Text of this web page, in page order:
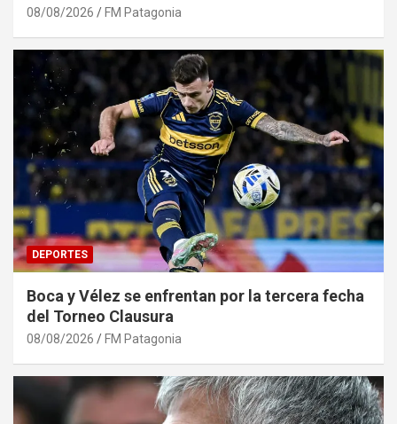
08/08/2026 FM Patagonia
DEPORTES
Boca y Vélez se enfrentan por la tercera fecha
del Torneo Clausura
08/08/2026 FM Patagonia